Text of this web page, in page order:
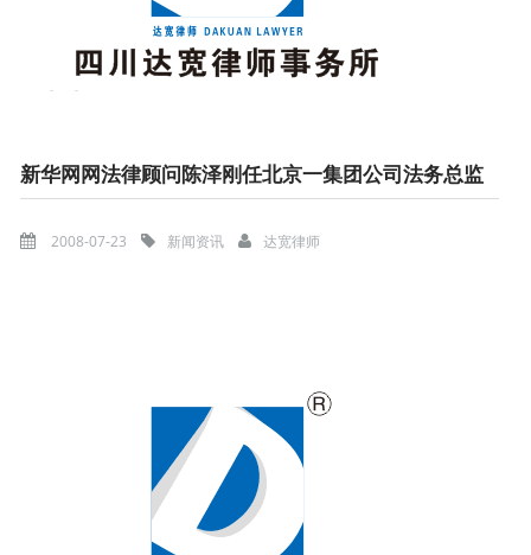
新华网网法律顾问陈泽刚任北京一集团公司法务总监
2008-07-23 新闻资讯 达宽律师